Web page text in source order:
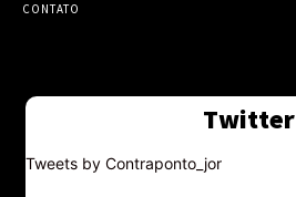
CONTATO
Twitter
Tweets by Contraponto_jor